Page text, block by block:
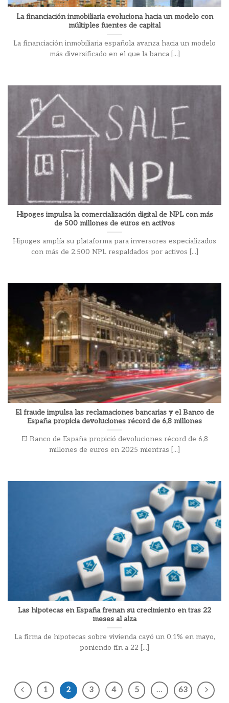
La financiación inmobiliaria evoluciona hacia un modelo con
múltiples fuentes de capital
La financiación inmobiliaria española avanza hacia un modelo
más diversificado en el que la banca [...]
Hipoges impulsa la comercialización digital de NPL con más
de 500 millones de euros en activos
Hipoges amplía su plataforma para inversores especializados
con más de 2.500 NPL respaldados por activos [...]
El fraude impulsa las reclamaciones bancarias y el Banco de
España propicia devoluciones récord de 6,8 millones
El Banco de España propició devoluciones récord de 6,8
millones de euros en 2025 mientras [...]
Las hipotecas en España frenan su crecimiento en tras 22
meses al alza
La firma de hipotecas sobre vivienda cayó un 0,1% en mayo,
poniendo fin a 22 [...]
1 2 3 4 5 … 63